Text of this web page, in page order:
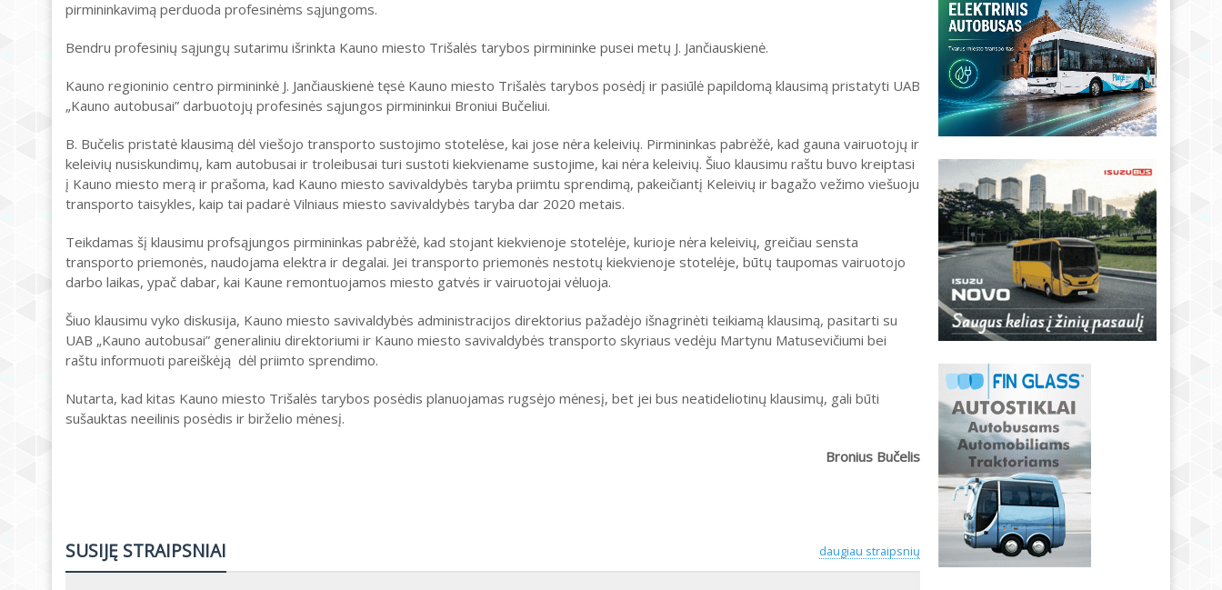
pirmininkavimą perduoda profesinėms sąjungoms.
Bendru profesinių sąjungų sutarimu išrinkta Kauno miesto Trišalės tarybos pirmininke pusei metų J. Jančiauskienė.
Kauno regioninio centro pirmininkė J. Jančiauskienė tęsė Kauno miesto Trišalės tarybos posėdį ir pasiūlė papildomą klausimą pristatyti UAB
„Kauno autobusai” darbuotojų profesinės sąjungos pirmininkui Broniui Bučeliui.
B. Bučelis pristatė klausimą dėl viešojo transporto sustojimo stotelėse, kai jose nėra keleivių. Pirmininkas pabrėžė, kad gauna vairuotojų ir
keleivių nusiskundimų, kam autobusai ir troleibusai turi sustoti kiekviename sustojime, kai nėra keleivių. Šiuo klausimu raštu buvo kreiptasi
į Kauno miesto merą ir prašoma, kad Kauno miesto savivaldybės taryba priimtu sprendimą, pakeičiantį Keleivių ir bagažo vežimo viešuoju
transporto taisykles, kaip tai padarė Vilniaus miesto savivaldybės taryba dar 2020 metais.
Teikdamas šį klausimu profsąjungos pirmininkas pabrėžė, kad stojant kiekvienoje stotelėje, kurioje nėra keleivių, greičiau sensta
transporto priemonės, naudojama elektra ir degalai. Jei transporto priemonės nestotų kiekvienoje stotelėje, būtų taupomas vairuotojo
darbo laikas, ypač dabar, kai Kaune remontuojamos miesto gatvės ir vairuotojai vėluoja.
Šiuo klausimu vyko diskusija, Kauno miesto savivaldybės administracijos direktorius pažadėjo išnagrinėti teikiamą klausimą, pasitarti su
UAB „Kauno autobusai” generaliniu direktoriumi ir Kauno miesto savivaldybės transporto skyriaus vedėju Martynu Matusevičiumi bei
raštu informuoti pareiškėją dėl priimto sprendimo.
Nutarta, kad kitas Kauno miesto Trišalės tarybos posėdis planuojamas rugsėjo mėnesį, bet jei bus neatideliotinų klausimų, gali būti
sušauktas neeilinis posėdis ir birželio mėnesį.
Bronius Bučelis
daugiau straipsnių
SUSIJĘ STRAIPSNIAI